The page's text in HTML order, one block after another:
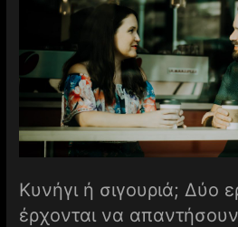
Κυνήγι ή σιγουριά; Δύο
έρχονται να